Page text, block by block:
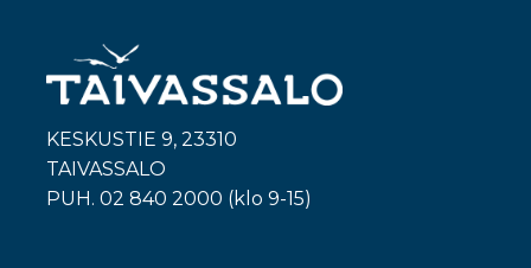
KESKUSTIE 9, 23310
TAIVASSALO
PUH. 02 840 2000 (klo 9-15)